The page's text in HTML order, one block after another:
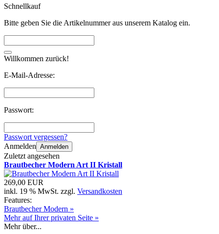
Schnellkauf
Bitte geben Sie die Artikelnummer aus unserem Katalog ein.
Willkommen zurück!
E-Mail-Adresse:
Passwort:
Passwort vergessen?
Anmelden Anmelden
Zuletzt angesehen
Brautbecher Modern Art II Kristall
269,00 EUR
inkl. 19 % MwSt. zzgl. Versandkosten
Features:
Brautbecher Modern »
Mehr auf Ihrer privaten Seite »
Mehr über...